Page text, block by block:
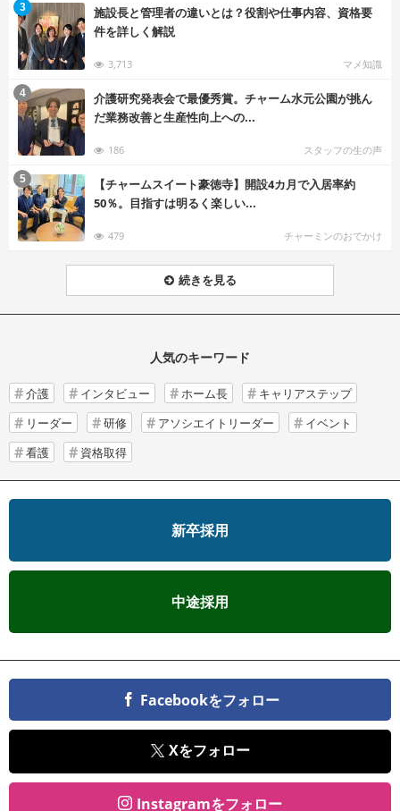
施設長と管理者の違いとは？役割や仕事内容、資格要
件を詳しく解説
3,713 マメ知識
3
介護研究発表会で最優秀賞。チャーム水元公園が挑ん
だ業務改善と生産性向上への...
186 スタッフの生の声
4
【チャームスイート豪徳寺】開設4カ月で入居率約
50％。目指すは明るく楽しい...
479 チャーミンのおでかけ
5
続きを見る
人気のキーワード
介護 インタビュー ホーム長
キャリアステップ
リーダー
研修 アソシエイトリーダー
イベント
看護
資格取得
新卒採用
中途採用
Facebookをフォロー
Xをフォロー
Instagramをフォロー